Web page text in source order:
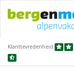
Klanttevredenheid